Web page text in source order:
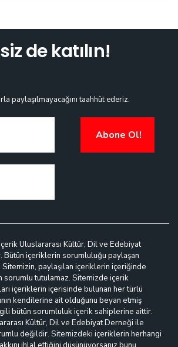
de katılın!
paylaşılmayacağını taahhüt ederiz.
Abone Ol!
Uluslararası Kültür, Dil ve Edebiyat
içeriklerin sorumluluğu paylaşan
paylaşılan içeriklerin içeriğinde
sorumlu tutulamaz. Sitemizde içerik
içeriklerin içerisinde bulunan her türlü
kendilerine ait olduğunu beyan etmiş
bütün sorumluluk içerik sahiplerine aittir.
Kültür, Dil ve Edebiyat Derneği ile
değildir. Sitemizdeki içeriklerin herhangi